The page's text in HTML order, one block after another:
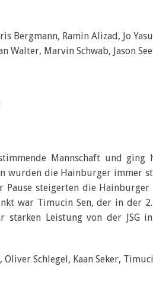
Bergmann, Ramin Alizad, Jo
Walter, Marvin Schwab, Jason
Mannschaft und ging
wurden die Hainburger immer
Pause steigerten die
war Timucin Sen, der in der
Leistung von der JSG
Schlegel, Kaan Seker,